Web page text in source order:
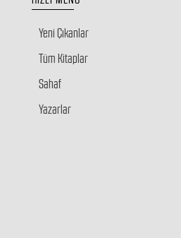
Yeni Çıkanlar
Tüm Kitaplar
Sahaf
Yazarlar